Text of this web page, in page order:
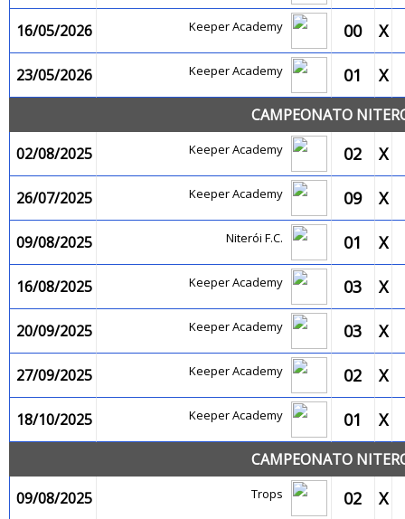
16/05/2026 Keeper Academy 00 X
23/05/2026 Keeper Academy 01 X
CAMPEONATO
02/08/2025
Keeper Academy 02 X
26/07/2025 Keeper Academy 09 X
09/08/2025 Niterói F.C. 01 X
16/08/2025 Keeper Academy 03 X
20/09/2025 Keeper Academy 03 X
27/09/2025 Keeper Academy 02 X
18/10/2025 Keeper Academy 01 X
CAMPEONATO
09/08/2025
Trops 02 X